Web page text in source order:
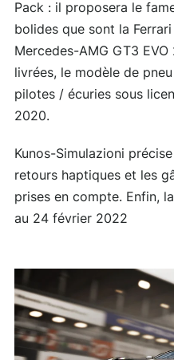
Pack : il proposera le
bolides que sont la
Mercedes-AMG GT3
livrées, le modèle de
pilotes / écuries sous
2020.
Kunos-Simulazioni
retours haptiques et les
prises en compte. Enfin,
au 24 février 2022